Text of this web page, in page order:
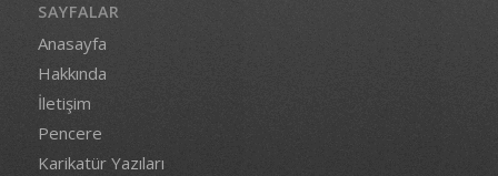
SAYFALAR
Anasayfa
Hakkında
İletişim
Pencere
Karikatür Yazıları